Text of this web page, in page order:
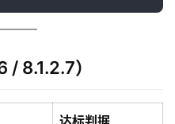
/ 8.1.2.7）
达标判据